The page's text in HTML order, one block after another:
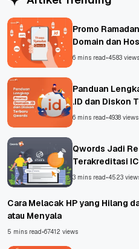
Promo
Domain dan
6 mins read•4583 views
Panduan
.ID dan Diskon
6 mins read•4938 views
Qwords Jadi
Terakreditasi
Untungnya?
3 mins read•4523
Cara Melacak HP yang Hilang
atau Menyala
5 mins read•67412 views